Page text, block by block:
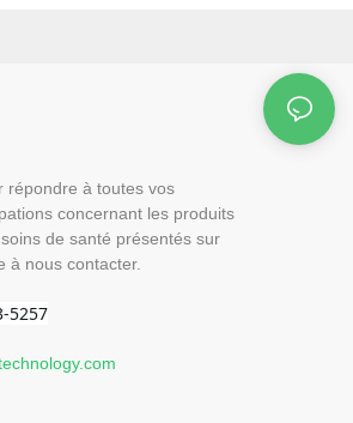
répondre à toutes vos
concernant les produits
de santé présentés sur
à nous contacter.